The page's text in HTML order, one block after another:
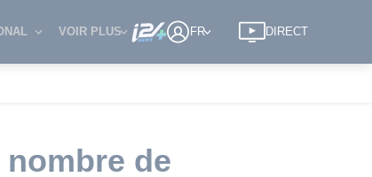
VOIR PLUS FR DIRECT
de